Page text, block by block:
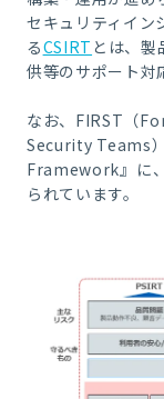
セキュリティイン
るCSIRT とは、
供等のサポート対
なお、FIRST（
Security Teams
Framework』に
られています。